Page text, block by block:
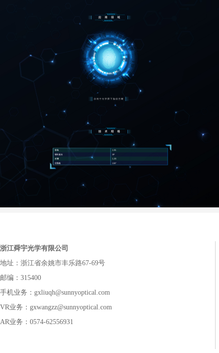
浙江舜宇光学有限公司
地址：浙江省余姚市丰乐路67-69号
邮编：315400
手机业务：gxliuqh@sunnyoptical.com
VR业务：gxwangzz@sunnyoptical.com
AR业务：0574-62556931